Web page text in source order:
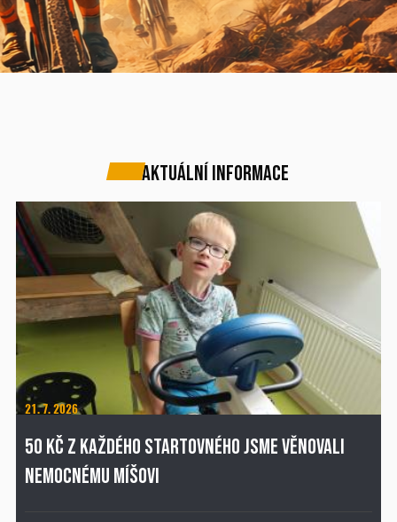
AKTUÁLNÍ INFORMACE
21. 7. 2026
50 KČ Z KAŽDÉHO STARTOVNÉHO JSME VĚNOVALI
NEMOCNÉMU MÍŠOVI